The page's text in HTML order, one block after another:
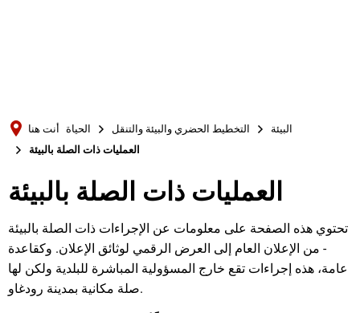
Русский
Deutsch MENÜ
أنت هنا الحياة التخطيط الحضري والبيئة والتنقل
البيئة
العمليات ذات الصلة بالبيئة
العمليات ذات الصلة بالبيئة
تحتوي هذه الصفحة على معلومات عن الإجراءات ذات الصلة بالبيئة
- من الإعلان العام إلى العرض الرقمي لوثائق الإعلان. وكقاعدة
عامة، هذه إجراءات تقع خارج المسؤولية المباشرة للبلدية ولكن لها
صلة مكانية بمدينة رودغاو.